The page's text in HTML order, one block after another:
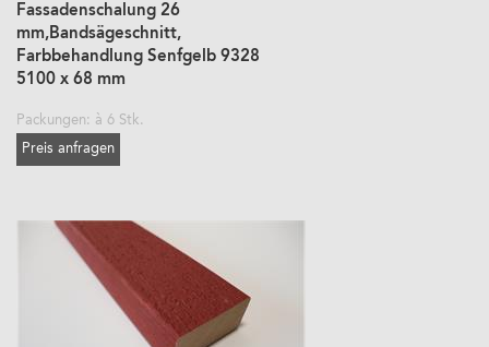
Fassadenschalung 26
mm,Bandsägeschnitt,
Farbbehandlung Senfgelb 9328
5100 x 68 mm
Packungen: à 6 Stk.
Preis anfragen